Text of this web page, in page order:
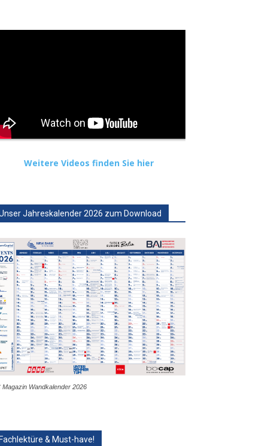
Weitere Videos finden Sie hier
Jahreskalender 2026 zum Download
Magazin Wandkalender 2026
& Must-have!